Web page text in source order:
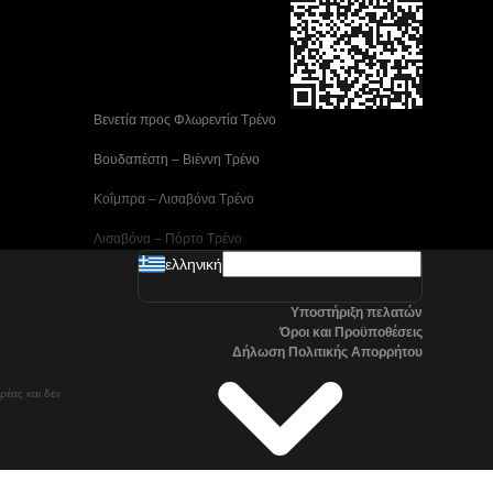
Βενετία προς Φλωρεντία Τρένο
Βουδαπέστη – Βιέννη Tρένο
Κοΐμπρα – Λισαβόνα Τρένο
Λισαβόνα – Πόρτο Tρένο
Μαδρίτη προς Αλικάντε Τρένα
Στοκχόλμη προς Γκέτεμποργκ Τρένα
Τρένα Τσανγκγουόν προς Σεούλ
Όσλο προς Στοκχόλμη Τρένα μεγάλης ταχύτητας
και δεν
ελληνική
Υποστήριξη πελατών
Όροι και Προϋποθέσεις
Δήλωση Πολιτικής Απορρήτου